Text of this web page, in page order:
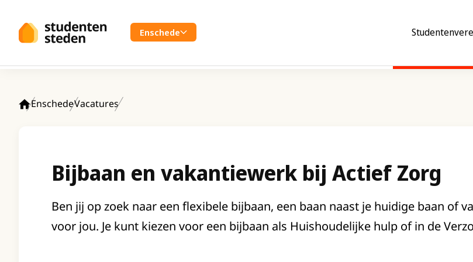
Enschede
EnschedeVacatures
Bijbaan en vakantiewerk bij Actief Zorg
Ben jij op zoek naar een flexibele bijbaan, een baan naast je huidige baan of
voor jou. Je kunt kiezen voor een bijbaan als Huishoudelijke hulp of in de